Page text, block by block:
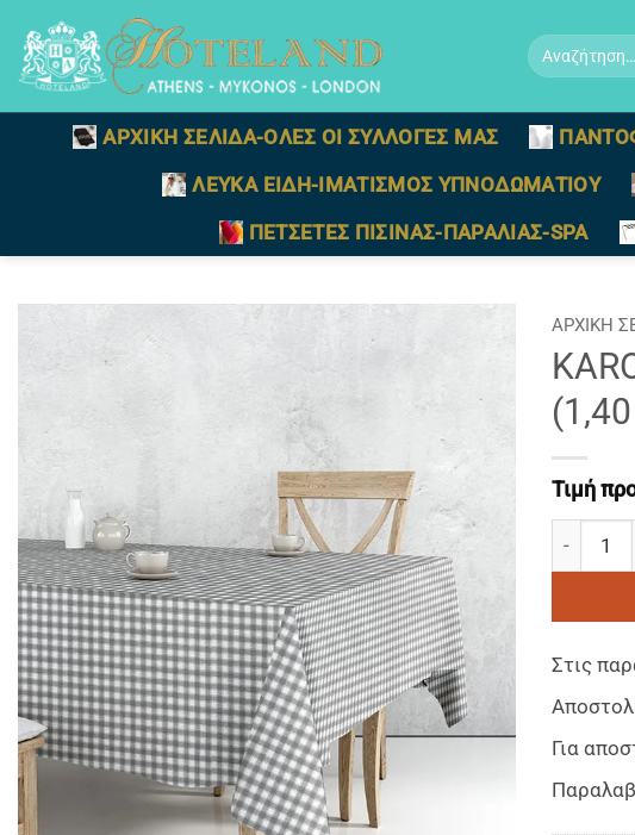
στο
περιεχόμενο
Αναζήτηση
για:
ΑΡΧΙΚΗ ΣΕΛΙΔΑ-ΟΛΕΣ ΟΙ ΣΥΛΛΟΓΕΣ ΜΑΣ
ΛΕΥΚΑ ΕΙΔΗ-ΙΜΑΤΙΣΜΟΣ ΥΠΝΟΔΩΜΑΤΙΟΥ
ΠΕΤΣΕΤΕΣ ΠΙΣΙΝΑΣ-ΠΑΡΑΛΙΑΣ-SPA
ΑΡΧΙΚΉ
Τιμή
KARO
Στις
Για